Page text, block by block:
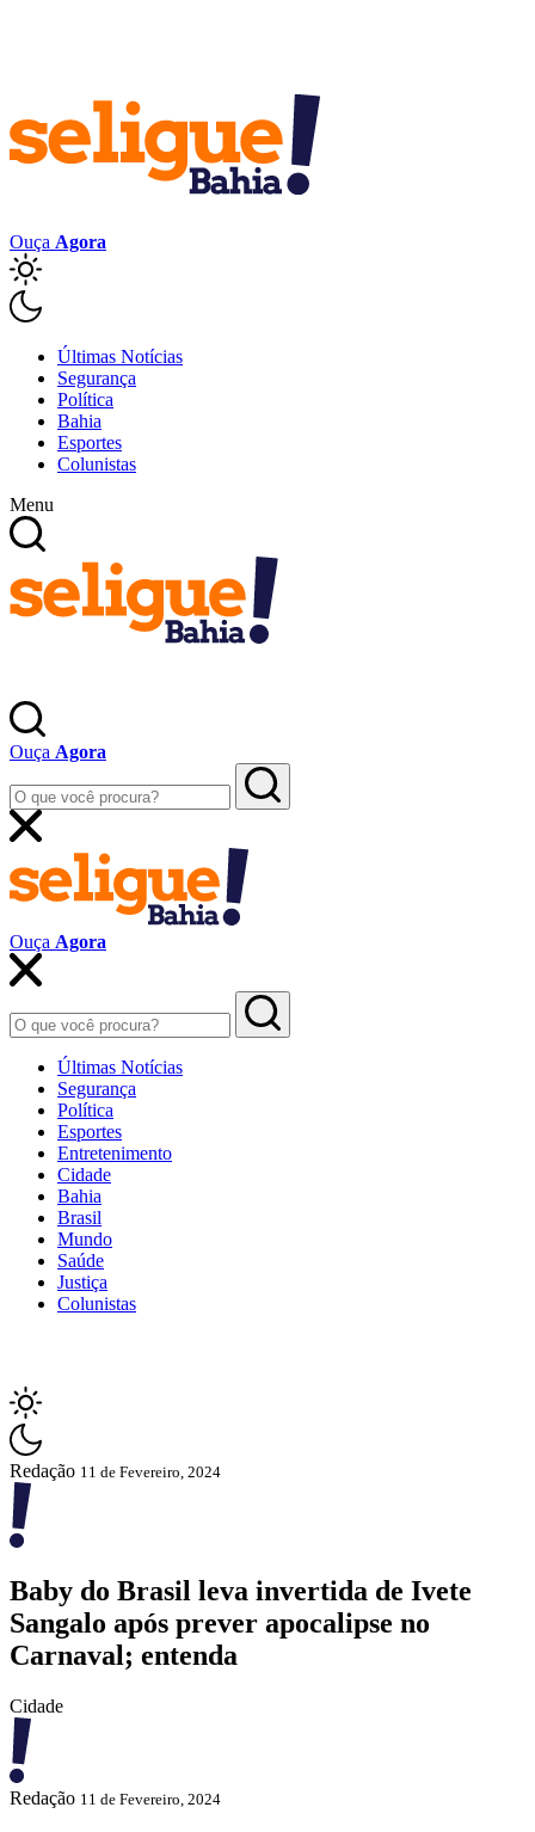
Ouça Agora
Últimas Notícias
Segurança
Política
Bahia
Esportes
Colunistas
Menu
Ouça Agora
Ouça Agora
Últimas Notícias
Segurança
Política
Esportes
Entretenimento
Cidade
Bahia
Brasil
Mundo
Saúde
Justiça
Colunistas
Redação 11 de Fevereiro, 2024
Baby do Brasil leva invertida de Ivete
Sangalo após prever apocalipse no
Carnaval; entenda
Cidade
Redação 11 de Fevereiro, 2024